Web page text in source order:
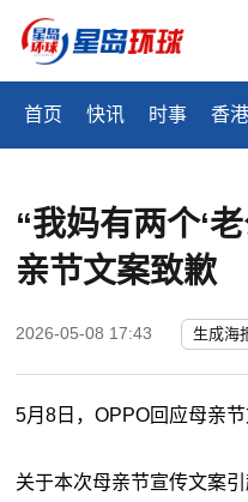
首页 快讯 时事 香港
“我妈有两个‘
亲节文案致歉
2026-05-08 17:43 生成海
5月8日，OPPO回应母亲节
关于本次母亲节宣传文案